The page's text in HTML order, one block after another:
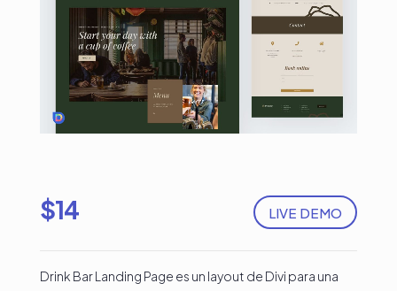
LIVE DEMO
$14
Drink Bar Landing Page es un layout de Divi para una